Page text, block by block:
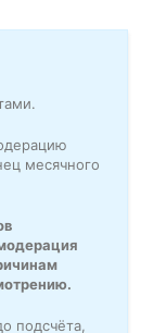
месячного
подсчёта,